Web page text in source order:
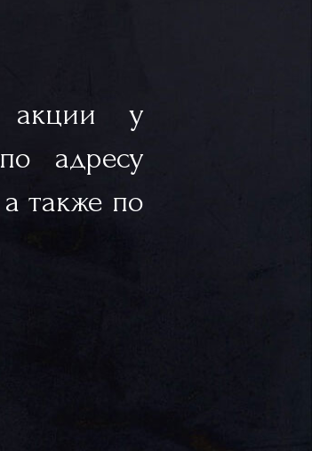
акции у
адресу
также по